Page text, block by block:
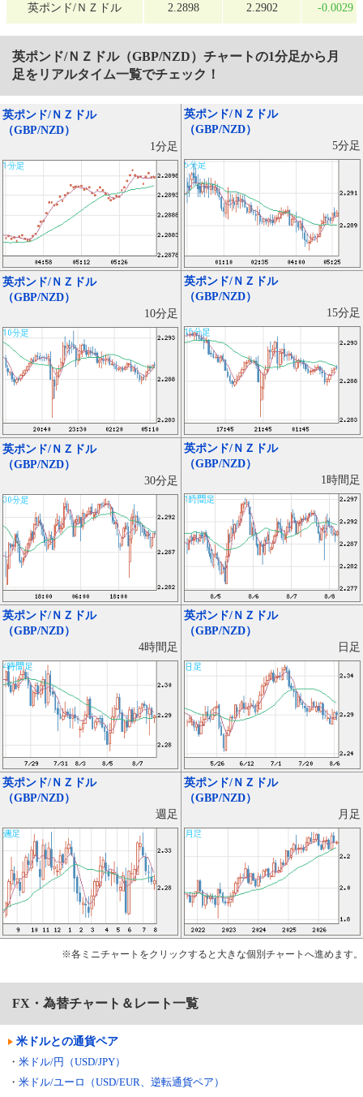
英ポンド/ＮＺドル 2.2898 2.2902 -0.0029
英ポンド/ＮＺドル（GBP/NZD） チャートの1分足から月
足をリアルタイム一覧でチェック！
英ポンド/ＮＺドル
（GBP/NZD）
1分足
英ポンド/ＮＺドル
（GBP/NZD）
5分足
英ポンド/ＮＺドル
（GBP/NZD）
10分足
英ポンド/ＮＺドル
（GBP/NZD）
15分足
英ポンド/ＮＺドル
（GBP/NZD）
30分足
英ポンド/ＮＺドル
（GBP/NZD）
1時間足
英ポンド/ＮＺドル
（GBP/NZD）
4時間足
英ポンド/ＮＺドル
（GBP/NZD）
日足
英ポンド/ＮＺドル
（GBP/NZD）
週足
英ポンド/ＮＺドル
（GBP/NZD）
月足
※各ミニチャートをクリックすると大きな個別チャートへ進めます。
FX・為替チャート＆レート一覧
米ドルとの通貨ペア
・ 米ドル/円（USD/JPY）
・ 米ドル/ユーロ（USD/EUR、逆転通貨ペア）